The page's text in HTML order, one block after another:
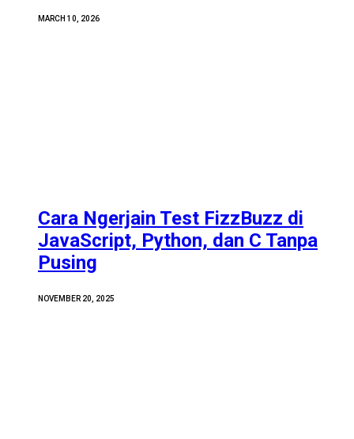
MARCH 10, 2026
Cara Ngerjain Test FizzBuzz di
JavaScript, Python, dan C Tanpa
Pusing
NOVEMBER 20, 2025